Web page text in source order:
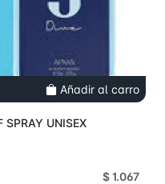
Añadir al carro
SPRAY UNISEX
$ 1.067